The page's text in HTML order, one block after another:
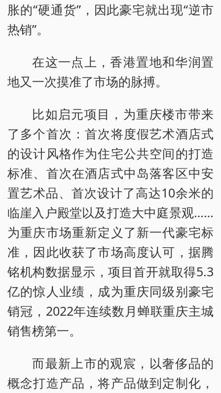
胀的“硬通货”，因此豪宅就出现“逆市
热销”。
在这一点上，香港置地和华润置
地又一次摸准了市场的脉搏。
比如启元项目，为重庆楼市带来
了多个首次：首次将度假艺术酒店式
的设计风格作为住宅公共空间的打造
标准、首次在酒店式中岛落客区中安
置艺术品、首次设计了高达10余米的
临崖入户殿堂以及打造大中庭景观……
为重庆市场重新定义了新一代豪宅标
准，因此收获了市场高度认可，据腾
铭机构数据显示，项目首开就取得5.3
亿的惊人业绩，成为重庆同级别豪宅
销冠，2022年连续数月蝉联重庆主城
销售榜第一。
而最新上市的观宸，以奢侈品的
概念打造产品，将产品做到定制化，